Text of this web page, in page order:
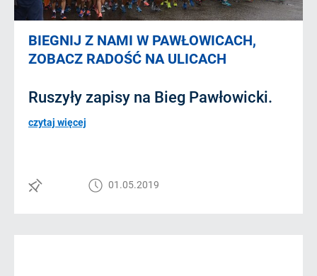
BIEGNIJ Z NAMI W PAWŁOWICACH,
ZOBACZ RADOŚĆ NA ULICACH
Ruszyły zapisy na Bieg Pawłowicki.
czytaj więcej
01.05.2019